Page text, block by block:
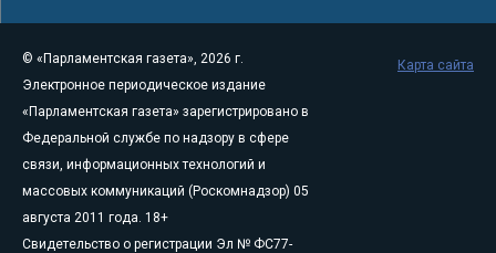
© «Парламентская газета», 2026 г.
Электронное периодическое издание
«Парламентская газета» зарегистрировано в
Федеральной службе по надзору в сфере
связи, информационных технологий и
массовых коммуникаций (Роскомнадзор) 05
августа 2011 года. 18+
Свидетельство о регистрации Эл № ФС77-
Карта сайта